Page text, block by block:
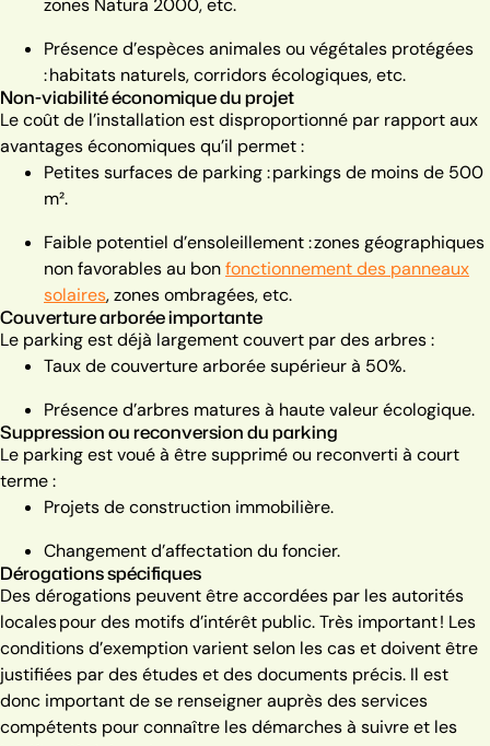
zones Natura 2000, etc.
Présence d’espèces animales ou végétales protégées
: habitats naturels, corridors écologiques, etc.
Non-viabilité économique du projet
Le coût de l’installation est disproportionné par rapport aux
avantages économiques qu’il permet :
Petites surfaces de parking : parkings de moins de 500
m².
Faible potentiel d’ensoleillement : zones géographiques
non favorables au bonfonctionnement des panneaux
solaires, zones ombragées, etc.
Couverture arborée importante
Le parking est déjà largement couvert par des arbres :
Taux de couverture arborée supérieur à 50%.
Présence d’arbres matures à haute valeur écologique.
Suppression ou reconversion du parking
Le parking est voué à être supprimé ou reconverti à court
terme :
Projets de construction immobilière.
Changement d’affectation du foncier.
Dérogations spécifiques
Des dérogations peuvent être accordées par les autorités
locales pour des motifs d’intérêt public.Très important ! Les
conditions d’exemption varient selon les cas et doivent être
justifiées par des études et des documents précis. Il est
donc important de se renseigner auprès des services
compétents pour connaître les démarches à suivre et les